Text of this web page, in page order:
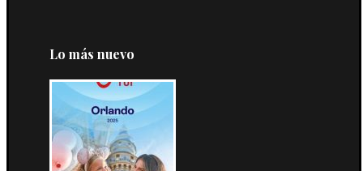
Lo más nuevo